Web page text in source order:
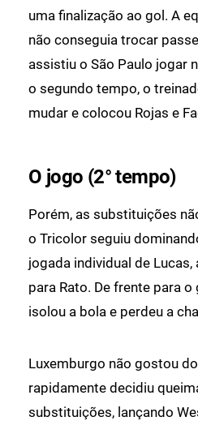
uma finalização ao gol. A
não conseguia trocar
assistiu o São Paulo jogar
o segundo tempo, o
mudar e colocou Rojas e
O jogo (2° tempo)
Porém, as substituições
o Tricolor seguiu
jogada individual de
para Rato. De frente para
isolou a bola e perdeu a
Luxemburgo não gostou
rapidamente decidiu
substituições, lançando